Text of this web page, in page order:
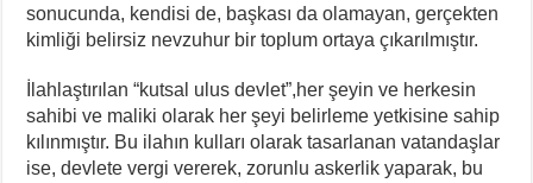
sonucunda, kendisi de, başkası da olamayan, gerçekten
kimliği belirsiz nevzuhur bir toplum ortaya çıkarılmıştır.
İlahlaştırılan “kutsal ulus devlet”,her şeyin ve herkesin
sahibi ve maliki olarak her şeyi belirleme yetkisine sahip
kılınmıştır. Bu ilahın kulları olarak tasarlanan vatandaşlar
ise, devlete vergi vererek, zorunlu askerlik yaparak, bu